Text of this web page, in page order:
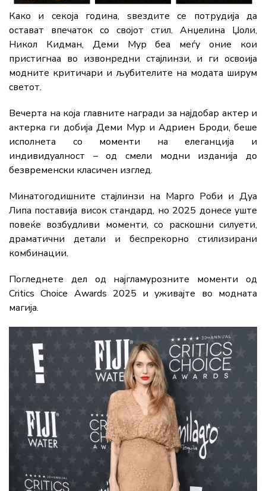
Како и секоја година, ѕвездите се потрудија да
остават впечаток со својот стил. Анџелина Џоли,
Никол Кидман, Деми Мур беа меѓу оние кои
пристигнаа во извонредни стајлинзи, и ги освоија
модните критичари и љубителите на модата ширум
светот.
Вечерта на која главните награди за најдобар актер и
актерка ги добија Деми Мур и Адриен Броди, беше
исполнета со моменти на елеганција и
индивидуалност – од смели модни изданија до
безвременски класичен изглед.
Минатогодишните стајлинзи на Марго Роби и Дуа
Липа поставија висок стандард, но 2025 донесе уште
повеќе возбудливи моменти, со раскошни силуети,
драматични детали и беспрекорно стилизирани
комбинации.
Погледнете дел од најгламурозните моменти од
Critics Choice Awards 2025 и уживајте во модната
магија.